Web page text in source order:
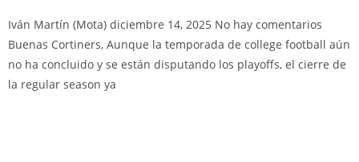
Iván Martín (Mota) diciembre 14, 2025 No hay comentarios
Buenas Cortiners, Aunque la temporada de college football aún
no ha concluido y se están disputando los playoffs, el cierre de
la regular season ya